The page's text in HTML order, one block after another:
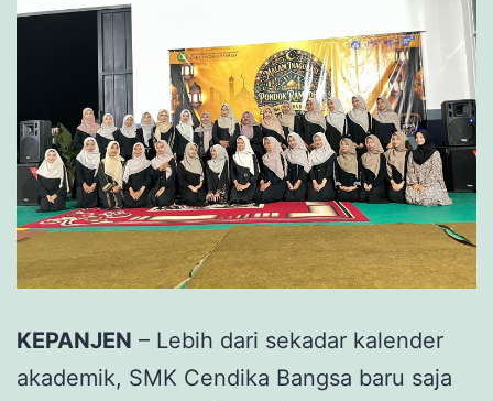
KEPANJEN – Lebih dari sekadar kalender
akademik, SMK Cendika Bangsa baru saja